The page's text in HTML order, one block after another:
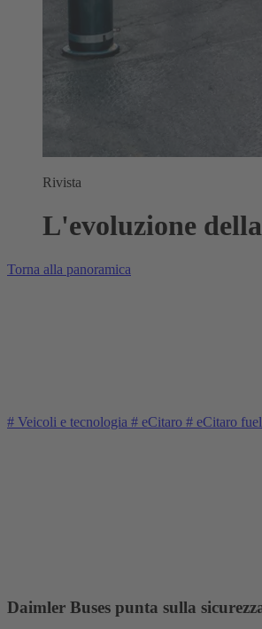
Rivista
L'evoluzione
Torna alla panoramica
# Veicoli e tecnologia # eCitaro # eCitaro
Daimler Buses punta sulla